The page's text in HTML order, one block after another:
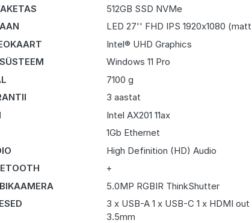
512GB SSD NVMe
LED 27'' FHD IPS 1920x1080
Intel® UHD Graphics
Windows 11 Pro
7100 g
3 aastat
Intel AX201 11ax
1Gb Ethernet
High Definition (HD) Audio
+
5.0MP RGBIR ThinkShutter
3 x USB-A 1 x USB-C 1 x HDMI
3.5mm